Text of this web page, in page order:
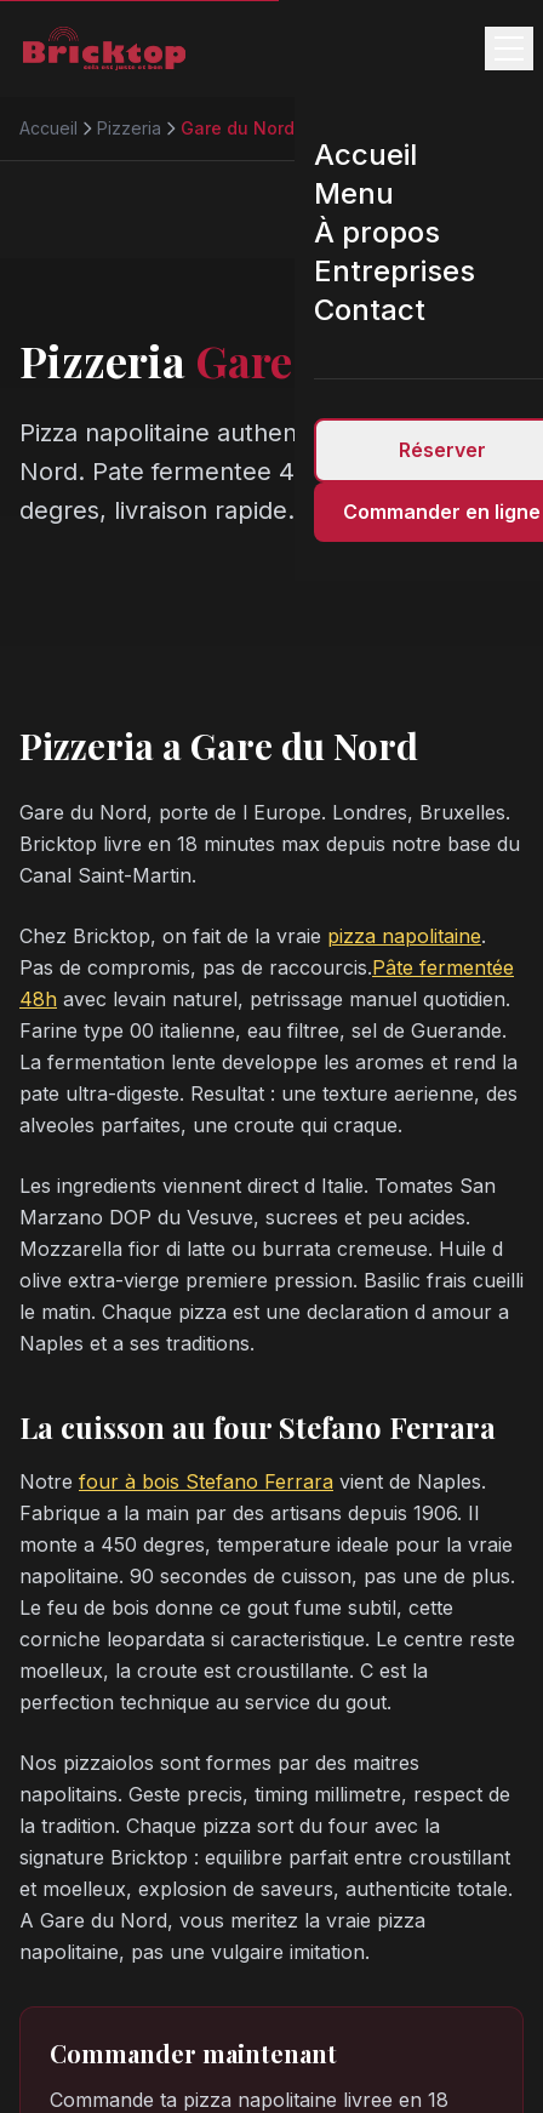
Accueil
Menu
À propos
Entreprises
Contact
Réserver
Commander en ligne
Accueil Pizzeria Gare du Nord
Pizzeria Gare du Nord
Pizza napolitaine authentique a Gare du
Nord. Pate fermentee 48h, four 450
degres, livraison rapide.
Pizzeria a Gare du Nord
Gare du Nord, porte de l Europe. Londres, Bruxelles.
Bricktop livre en 18 minutes max depuis notre base du
Canal Saint-Martin.
Chez Bricktop, on fait de la vraie pizza napolitaine.
Pas de compromis, pas de raccourcis.Pâte fermentée
48h avec levain naturel, petrissage manuel quotidien.
Farine type 00 italienne, eau filtree, sel de Guerande.
La fermentation lente developpe les aromes et rend la
pate ultra-digeste. Resultat : une texture aerienne, des
alveoles parfaites, une croute qui craque.
Les ingredients viennent direct d Italie. Tomates San
Marzano DOP du Vesuve, sucrees et peu acides.
Mozzarella fior di latte ou burrata cremeuse. Huile d
olive extra-vierge premiere pression. Basilic frais cueilli
le matin. Chaque pizza est une declaration d amour a
Naples et a ses traditions.
La cuisson au four Stefano Ferrara
Notre four à bois Stefano Ferrara vient de Naples.
Fabrique a la main par des artisans depuis 1906. Il
monte a 450 degres, temperature ideale pour la vraie
napolitaine. 90 secondes de cuisson, pas une de plus.
Le feu de bois donne ce gout fume subtil, cette
corniche leopardata si caracteristique. Le centre reste
moelleux, la croute est croustillante. C est la
perfection technique au service du gout.
Nos pizzaiolos sont formes par des maitres
napolitains. Geste precis, timing millimetre, respect de
la tradition. Chaque pizza sort du four avec la
signature Bricktop : equilibre parfait entre croustillant
et moelleux, explosion de saveurs, authenticite totale.
A Gare du Nord, vous meritez la vraie pizza
napolitaine, pas une vulgaire imitation.
Commander maintenant
Commande ta pizza napolitaine livree en 18